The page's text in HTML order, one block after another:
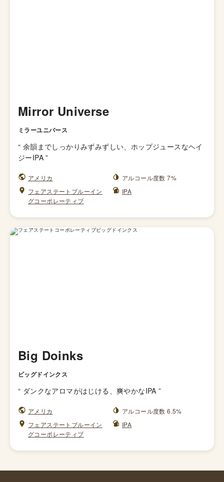
Mirror Universe
ミラーユニバース
“ 余韻までしっかりみずみずしい、ホップジュースなヘイ
ジーIPA ”
アメリカ
アルコール度数 7%
フェアステートブルーイン
グコーポレーティブ
IPA
Big Doinks
ビッグドインクス
“ ダンクなアロマがはじける、爽やかなIPA ”
アメリカ
アルコール度数 6.5%
フェアステートブルーイン
グコーポレーティブ
IPA